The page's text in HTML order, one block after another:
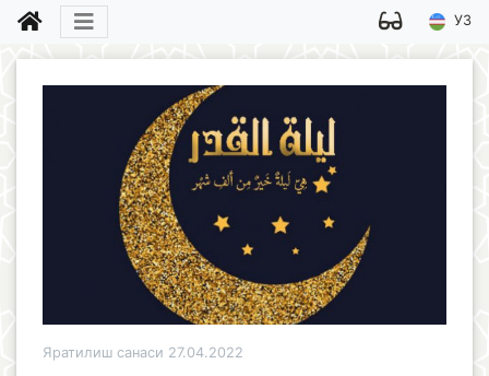
УЗ
Яратилиш санаси 27.04.2022